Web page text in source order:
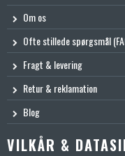
Om os
Ofte stillede spørgsmål
Fragt & levering
Retur & reklamation
Blog
VILKÅR &